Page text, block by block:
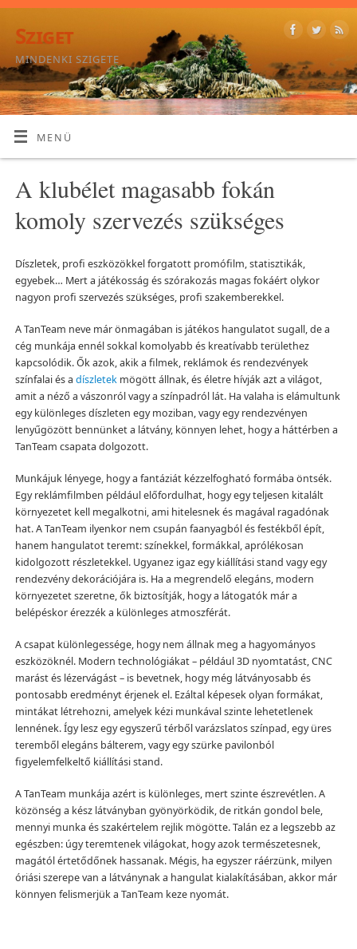
Sziget
MINDENKI SZIGETE
MENÜ
A klubélet magasabb fokán
komoly szervezés szükséges
Díszletek, profi eszközökkel forgatott promófilm, statisztikák,
egyebek… Mert a játékosság és szórakozás magas fokáért olykor
nagyon profi szervezés szükséges, profi szakemberekkel.
A TanTeam neve már önmagában is játékos hangulatot sugall, de a
cég munkája ennél sokkal komolyabb és kreatívabb területhez
kapcsolódik. Ők azok, akik a filmek, reklámok és rendezvények
színfalai és a díszletekmögött állnak, és életre hívják azt a világot,
amit a néző a vászonról vagy a színpadról lát. Ha valaha is elámultunk
egy különleges díszleten egy moziban, vagy egy rendezvényen
lenyűgözött bennünket a látvány, könnyen lehet, hogy a háttérben a
TanTeam csapata dolgozott.
Munkájuk lényege, hogy a fantáziát kézzelfogható formába öntsék.
Egy reklámfilmben például előfordulhat, hogy egy teljesen kitalált
környezetet kell megalkotni, ami hitelesnek és magával ragadónak
hat. A TanTeam ilyenkor nem csupán faanyagból és festékből épít,
hanem hangulatot teremt: színekkel, formákkal, aprólékosan
kidolgozott részletekkel. Ugyanez igaz egy kiállítási stand vagy egy
rendezvény dekorációjára is. Ha a megrendelő elegáns, modern
környezetet szeretne, ők biztosítják, hogy a látogatók már a
belépéskor érezzék a különleges atmoszférát.
A csapat különlegessége, hogy nem állnak meg a hagyományos
eszközöknél. Modern technológiákat – például 3D nyomtatást, CNC
marást és lézervágást – is bevetnek, hogy még látványosabb és
pontosabb eredményt érjenek el. Ezáltal képesek olyan formákat,
mintákat létrehozni, amelyek kézi munkával szinte lehetetlenek
lennének. Így lesz egy egyszerű térből varázslatos színpad, egy üres
teremből elegáns bálterem, vagy egy szürke pavilonból
figyelemfelkeltő kiállítási stand.
A TanTeam munkája azért is különleges, mert szinte észrevétlen. A
közönség a kész látványban gyönyörködik, de ritkán gondol bele,
mennyi munka és szakértelem rejlik mögötte. Talán ez a legszebb az
egészben: úgy teremtenek világokat, hogy azok természetesnek,
magától értetődőnek hassanak. Mégis, ha egyszer ráérzünk, milyen
óriási szerepe van a látványnak a hangulat kialakításában, akkor már
könnyen felismerjük a TanTeam keze nyomát.